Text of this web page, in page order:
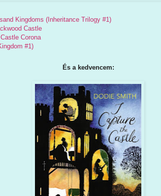
Kingdoms (Inheritance Trilogy #1)
Castle
Corona
#1)
És a kedvencem: